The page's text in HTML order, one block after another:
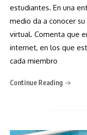
estudiantes. En una
medio da a conocer
virtual. Comenta que
internet, en los que
cada miembro
Continue Reading